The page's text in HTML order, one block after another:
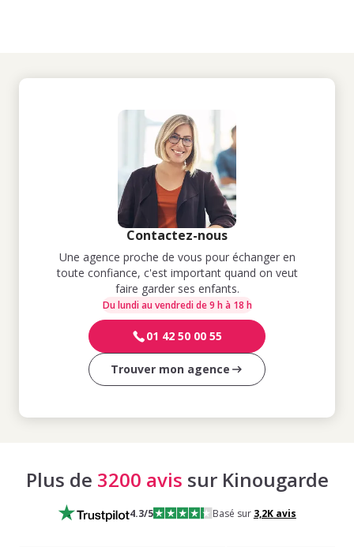
Contactez-nous
Une agence proche de vous pour échanger en
toute confiance, c'est important quand on veut
faire garder ses enfants.
Du lundi au vendredi de 9 h à 18 h
01 42 50 00 55
Trouver mon agence
Plus de 3200 avis sur Kinougarde
4.3/5 Basé sur 3,2Kavis